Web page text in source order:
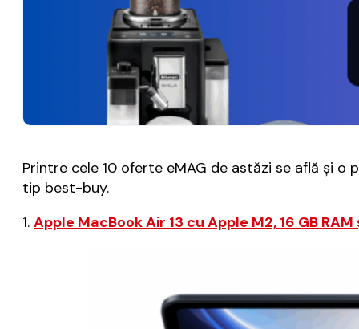
Printre cele 10 oferte eMAG de astăzi se află și
tip best-buy.
1. Apple MacBook Air 13 cu Apple M2, 16 GB RAM